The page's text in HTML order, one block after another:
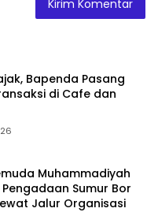
Bapenda Pasang
di Cafe dan
Muhammadiyah
Sumur Bor
Jalur Organisasi